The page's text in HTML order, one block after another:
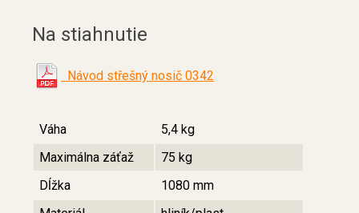
Na stiahnutie
Návod střešný nosič 0342
Váha
5,4 kg
Maximálna záťaž
75 kg
Dĺžka
1080 mm